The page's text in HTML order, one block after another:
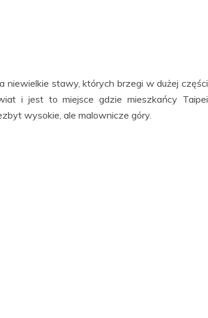
niewielkie stawy, których brzegi w dużej części
i jest to miejsce gdzie mieszkańcy Taipei
wysokie, ale malownicze góry.